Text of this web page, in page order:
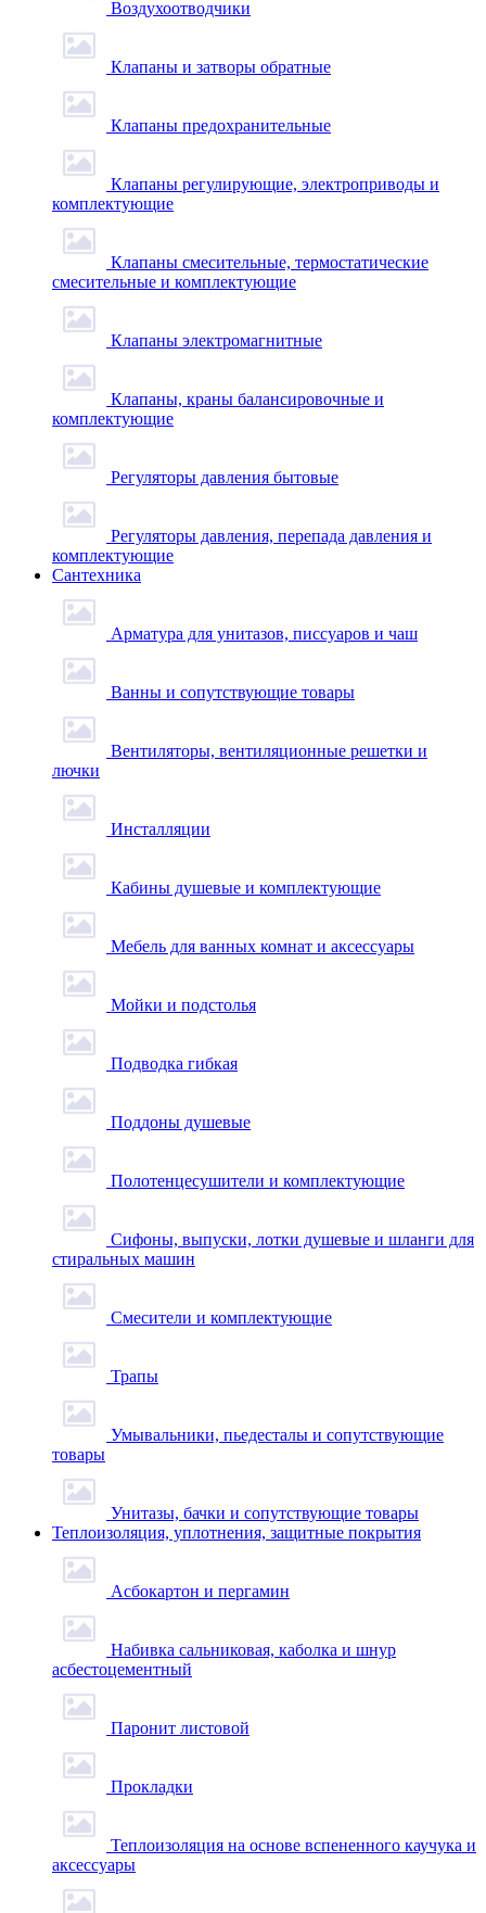
Воздухоотводчики
Клапаны и затворы обратные
Клапаны предохранительные
Клапаны регулирующие, электроприводы и
комплектующие
Клапаны смесительные, термостатические
смесительные и комплектующие
Клапаны электромагнитные
Клапаны, краны балансировочные и
комплектующие
Регуляторы давления бытовые
Регуляторы давления, перепада давления и
комплектующие
Сантехника
Арматура для унитазов, писсуаров и чаш
Ванны и сопутствующие товары
Вентиляторы, вентиляционные решетки и
лючки
Инсталляции
Кабины душевые и комплектующие
Мебель для ванных комнат и аксессуары
Мойки и подстолья
Подводка гибкая
Поддоны душевые
Полотенцесушители и комплектующие
Сифоны, выпуски, лотки душевые и шланги для
стиральных машин
Смесители и комплектующие
Трапы
Умывальники, пьедесталы и сопутствующие
товары
Унитазы, бачки и сопутствующие товары
Теплоизоляция, уплотнения, защитные покрытия
Асбокартон и пергамин
Набивка сальниковая, каболка и шнур
асбестоцементный
Паронит листовой
Прокладки
Теплоизоляция на основе вспененного каучука и
аксессуары